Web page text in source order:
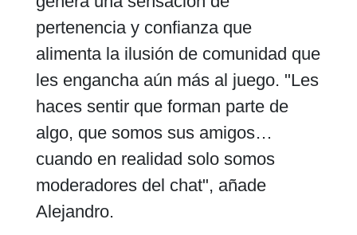
pertenencia y confianza que
alimenta la ilusión de comunidad que
les engancha aún más al juego. "Les
haces sentir que forman parte de
algo, que somos sus amigos…
cuando en realidad solo somos
moderadores del chat", añade
Alejandro.